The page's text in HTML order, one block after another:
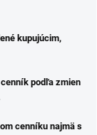
kupujúcim,
podľa zmien
cenníku najmä s